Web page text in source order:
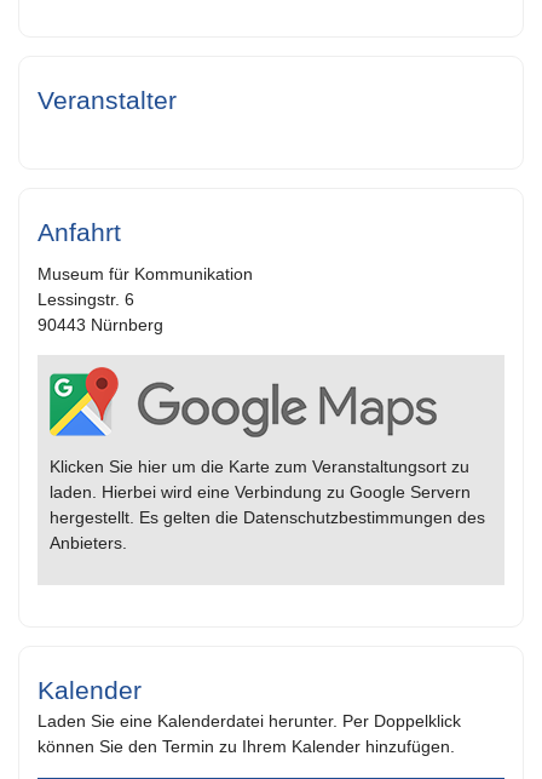
Veranstalter
Anfahrt
Museum für Kommunikation
Lessingstr. 6
90443 Nürnberg
Klicken Sie hier um die Karte zum Veranstaltungsort zu
laden. Hierbei wird eine Verbindung zu Google Servern
hergestellt. Es gelten die Datenschutzbestimmungen des
Anbieters.
Kalender
Laden Sie eine Kalenderdatei herunter. Per Doppelklick
können Sie den Termin zu Ihrem Kalender hinzufügen.